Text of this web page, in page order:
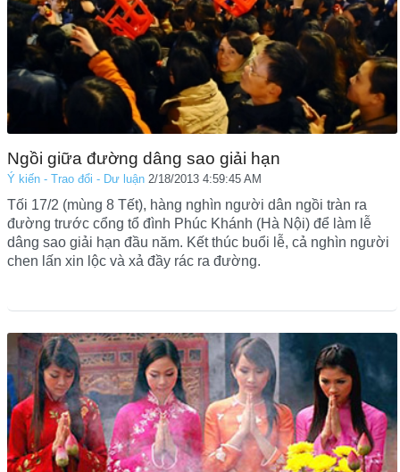
Ngồi giữa đường dâng sao giải hạn
Ý kiến - Trao đổi - Dư luận 2/18/2013 4:59:45 AM
Tối 17/2 (mùng 8 Tết), hàng nghìn người dân ngồi tràn ra
đường trước cổng tổ đình Phúc Khánh (Hà Nội) để làm lễ
dâng sao giải hạn đầu năm. Kết thúc buổi lễ, cả nghìn người
chen lấn xin lộc và xả đầy rác ra đường.